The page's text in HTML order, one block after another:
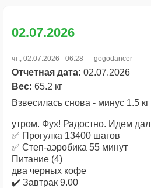
02.07.2026
чт., 02.07.2026 - 06:28 — gogodancer
Отчетная дата: 02.07.2026
Вес: 65.2 кг
Взвесилась снова - минус 1.5
утром. Фух! Радостно. Идем
✅ Прогулка 13400 шагов
✅ Степ-аэробика 55 минут
Питание (4)
два черных кофе
✔️ Завтрак 9.00